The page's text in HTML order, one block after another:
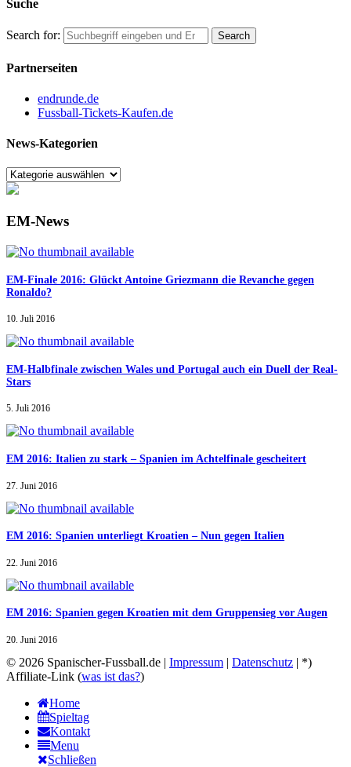
Suche
Search for:
Partnerseiten
endrunde.de
Fussball-Tickets-Kaufen.de
News-Kategorien
EM-News
EM-Finale 2016: Glückt Antoine Griezmann die Revanche gegen
Ronaldo?
10. Juli 2016
EM-Halbfinale zwischen Wales und Portugal auch ein Duell der Real-
Stars
5. Juli 2016
EM 2016: Italien zu stark – Spanien im Achtelfinale gescheitert
27. Juni 2016
EM 2016: Spanien unterliegt Kroatien – Nun gegen Italien
22. Juni 2016
EM 2016: Spanien gegen Kroatien mit dem Gruppensieg vor Augen
20. Juni 2016
© 2026 Spanischer-Fussball.de | Impressum | Datenschutz | *)
Affiliate-Link (was ist das?)
Home
Spieltag
Kontakt
Menu
Schließen